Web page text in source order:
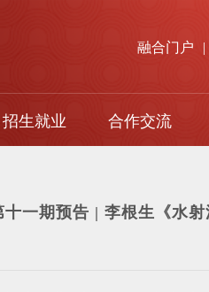
|
融合门户
招生就业 合作交流
一期预告 | 李根生《水射